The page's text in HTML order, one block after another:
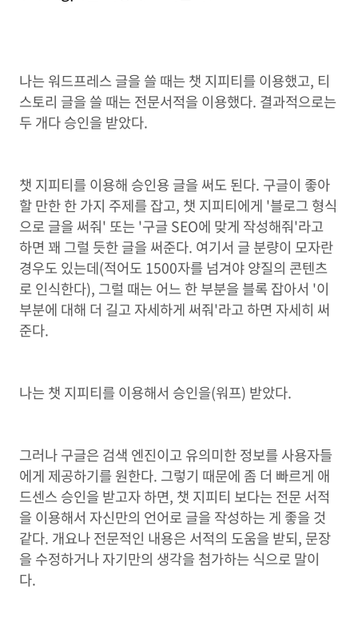
나는 워드프레스 글을 쓸 때는 챗 지피티를 이용했고, 티
스토리 글을 쓸 때는 전문서적을 이용했다. 결과적으로는
두 개다 승인을 받았다.
챗 지피티를 이용해 승인용 글을 써도 된다. 구글이 좋아
할 만한 한 가지 주제를 잡고, 챗 지피티에게 '블로그 형식
으로 글을 써줘' 또는 '구글 SEO에 맞게 작성해줘'라고
하면 꽤 그럴 듯한 글을 써준다. 여기서 글 분량이 모자란
경우도 있는데(적어도 1500자를 넘겨야 양질의 콘텐츠
로 인식한다), 그럴 때는 어느 한 부분을 블록 잡아서 '이
부분에 대해 더 길고 자세하게 써줘'라고 하면 자세히 써
준다.
나는 챗 지피티를 이용해서 승인을(워프) 받았다.
그러나 구글은 검색 엔진이고 유의미한 정보를 사용자들
에게 제공하기를 원한다. 그렇기 때문에 좀 더 빠르게 애
드센스 승인을 받고자 하면, 챗 지피티 보다는 전문 서적
을 이용해서 자신만의 언어로 글을 작성하는 게 좋을 것
같다. 개요나 전문적인 내용은 서적의 도움을 받되, 문장
을 수정하거나 자기만의 생각을 첨가하는 식으로 말이
다.